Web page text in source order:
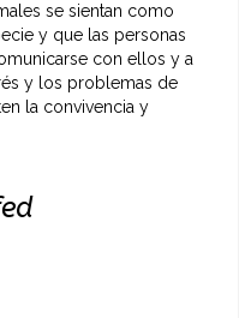
se sientan como
y que las personas
con ellos y a
y los problemas de
la convivencia y